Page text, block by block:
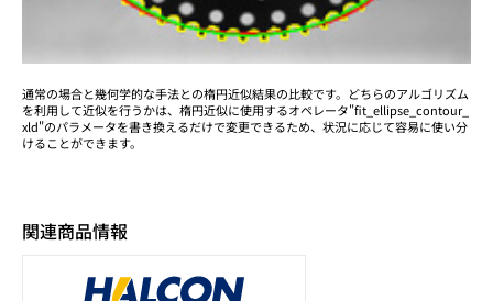
通常の場合と幾何学的な手法との楕円近似結果の比較です。どちらのアルゴリズム
を利用して近似を行うかは、楕円近似に使用するオペレータ"fit_ellipse_contour_
xld"のパラメータを書き換えるだけで変更できるため、状況に応じて容易に使い分
けることができます。
関連商品情報